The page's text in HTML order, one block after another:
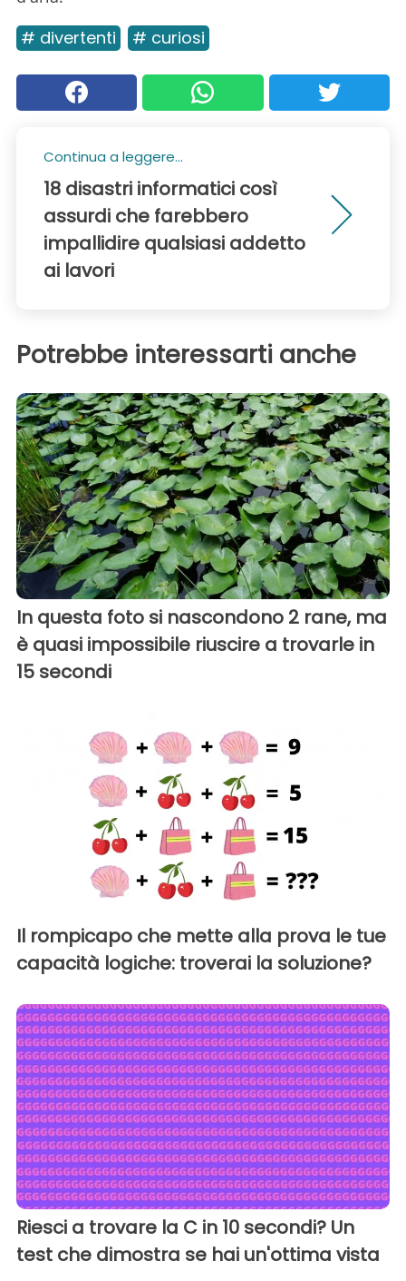
# divertenti # curiosi
Continua a leggere...
18 disastri informatici così
assurdi che farebbero
impallidire qualsiasi addetto
ai lavori
Potrebbe interessarti anche
In questa foto si nascondono 2 rane, ma
è quasi impossibile riuscire a trovarle in
15 secondi
Il rompicapo che mette alla prova le tue
capacità logiche: troverai la soluzione?
Riesci a trovare la C in 10 secondi? Un
test che dimostra se hai un'ottima vista